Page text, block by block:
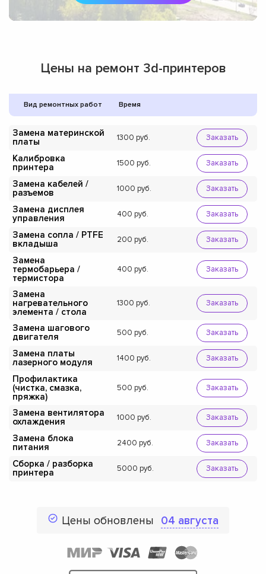
Цены на ремонт 3d-принтеров
Вид ремонтных работ Время
Замена материнской
платы
1300 Заказать
Калибровка
принтера
1500 Заказать
Замена кабелей /
разъемов
1000 Заказать
Замена дисплея
управления
400 Заказать
Замена сопла / PTFE
вкладыша
200 Заказать
Замена
термобарьера /
термистора
400 Заказать
Замена
нагревательного
элемента / стола
1300 Заказать
Замена шагового
двигателя
500 Заказать
Замена платы
лазерного модуля
1400 Заказать
Профилактика
(чистка, смазка,
пряжка)
500 Заказать
Замена вентилятора
охлаждения
1000 Заказать
Замена блока
питания
2400 Заказать
Сборка / разборка
принтера
5000 Заказать
Цены обновлены 04 августа